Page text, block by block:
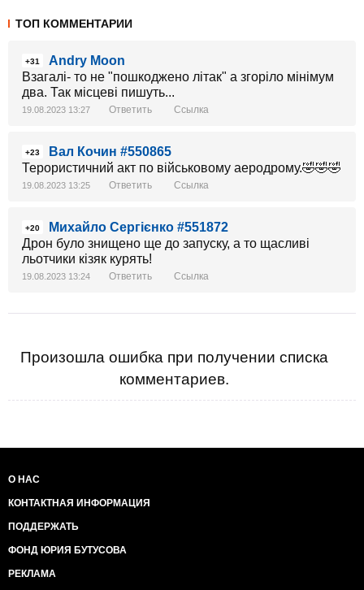
ТОП КОММЕНТАРИИ
+31
Andry Moon
Взагалі- то не "пошкоджено літак" а згоріло мінімум
два. Так місцеві пишуть...
19.08.2023 13:27 Ответить Ссылка
+23
Вал Кочин #550865
Терористичний акт по військовому аеродрому.🤣🤣🤣
19.08.2023 13:25 Ответить Ссылка
+20
Михайло Сергієнко #551872
Дрон було знищено ще до запуску, а то щасливі
льотчики кізяк курять!
19.08.2023 13:24 Ответить Ссылка
Произошла ошибка при получении списка
комментариев.
О НАС
КОНТАКТНАЯ ИНФОРМАЦИЯ
ПОДДЕРЖАТЬ
ФОНД ЮРИЯ БУТУСОВА
РЕКЛАМА